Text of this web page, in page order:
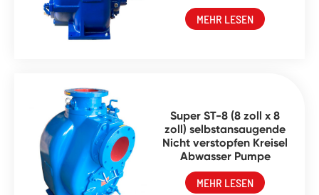
MEHR LESEN
Super ST-8 (8 zoll x 8
zoll) selbstansaugende
Nicht verstopfen Kreisel
Abwasser Pumpe
MEHR LESEN